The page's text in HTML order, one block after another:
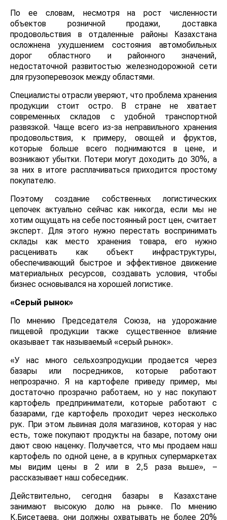
По ее словам, несмотря на рост численности
объектов розничной продажи, доставка
продовольствия в отдаленные районы Казахстана
осложнена ухудшением состояния автомобильных
дорог областного и районного значений,
недостаточной развитостью железнодорожной сети
для грузоперевозок между областями.
Специалисты отрасли уверяют, что проблема хранения
продукции стоит остро. В стране не хватает
современных складов с удобной транспортной
развязкой. Чаще всего из-за неправильного хранения
продовольствия, к примеру, овощей и фруктов,
которые больше всего поднимаются в цене, и
возникают убытки. Потери могут доходить до 30%, а
за них в итоге расплачиваться приходится простому
покупателю.
Поэтому создание собственных логистических
цепочек актуально сейчас как никогда, если мы не
хотим ощущать на себе постоянный рост цен, считает
эксперт. Для этого нужно перестать воспринимать
склады как место хранения товара, его нужно
расценивать как объект инфраструктуры,
обеспечивающий быстрое и эффективное движение
материальных ресурсов, создавать условия, чтобы
бизнес основывался на хорошей логистике.
«Серый рынок»
По мнению Председателя Союза, на удорожание
пищевой продукции также существенное влияние
оказывает так называемый «серый рынок».
«У нас много сельхозпродукции продается через
базары или посредников, которые работают
непрозрачно. Я на картофеле приведу пример, мы
достаточно прозрачно работаем, но у нас покупают
картофель предприниматели, которые работают с
базарами, где картофель проходит через несколько
рук. При этом львиная доля магазинов, которая у нас
есть, тоже покупают продукты на базаре, потому они
дают свою наценку. Получается, что мы продаем наш
картофель по одной цене, а в крупных супермаркетах
мы видим цены в 2 или в 2,5 раза выше», –
рассказывает наш собеседник.
Действительно, сегодня базары в Казахстане
занимают высокую долю на рынке. По мнению
К.Бисетаева, они должны охватывать не более 20%